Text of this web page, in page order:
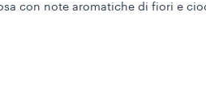
con note aromatiche di fiori e